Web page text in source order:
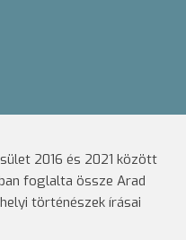
2016 és 2021 között
foglalta össze Arad
történészek írásai